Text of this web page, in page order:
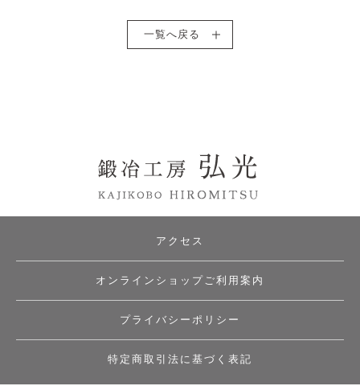
一覧へ戻る
アクセス
オンラインショップご利用案内
プライバシーポリシー
特定商取引法に基づく表記